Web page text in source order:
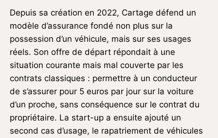
Depuis sa création en 2022, Cartage défend un
modèle d’assurance fondé non plus sur la
possession d’un véhicule, mais sur ses usages
réels. Son offre de départ répondait à une
situation courante mais mal couverte par les
contrats classiques : permettre à un conducteur
de s’assurer pour 5 euros par jour sur la voiture
d’un proche, sans conséquence sur le contrat du
propriétaire. La start-up a ensuite ajouté un
second cas d’usage, le rapatriement de véhicules